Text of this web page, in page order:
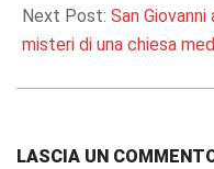
Next Post: San
misteri di una chiesa
LASCIA UN